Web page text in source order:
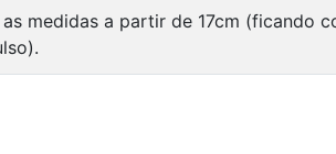
medidas a partir de 17cm (ficando